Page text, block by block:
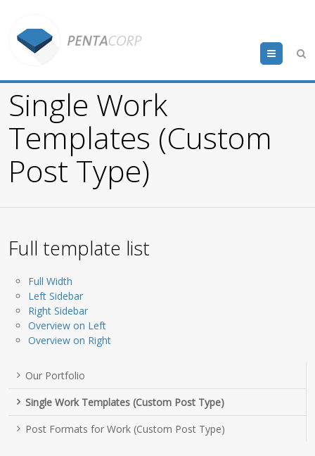
Menu
Single Work
Templates (Custom
Post Type)
Full template list
Full Width
Left Sidebar
Right Sidebar
Overview on Left
Overview on Right
Our Portfolio
Single Work Templates (Custom Post Type)
Post Formats for Work (Custom Post Type)